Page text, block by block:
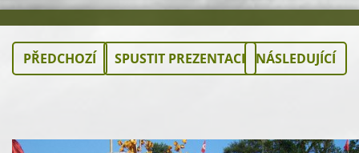
PŘEDCHOZÍ SPUSTIT PREZENTACI NÁSLEDUJÍCÍ